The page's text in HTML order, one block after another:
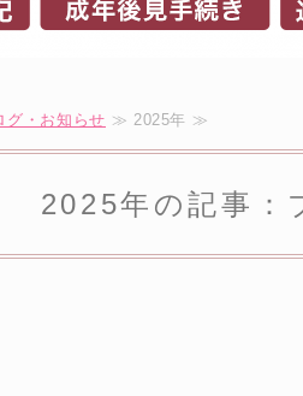
グ・お知らせ ≫ 2025年 ≫
2025年の記事：